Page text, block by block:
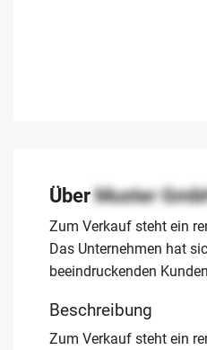
ÜberMuster
Zum Verkauf steht ein
Das Unternehmen hat
beeindruckenden
Beschreibung
Zum Verkauf steht ein